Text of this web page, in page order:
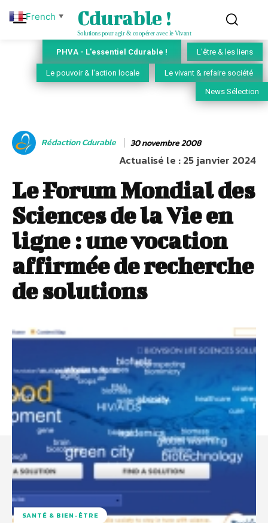
Cdurable !
Solutions pour agir & coopérer avec le Vivant
PHVA - L'essentiel Cdurable ! L'être & les liens
Le pouvoir & l'action locale Le vivant & refaire société
News Sélection
Rédaction Cdurable 30 novembre 2008
Actualisé le :25 janvier 2024
Le Forum Mondial des
Sciences de la Vie en
ligne : une vocation
affirmée de recherche
de solutions
SANTÉ & BIEN-ÊTRE
French ▼